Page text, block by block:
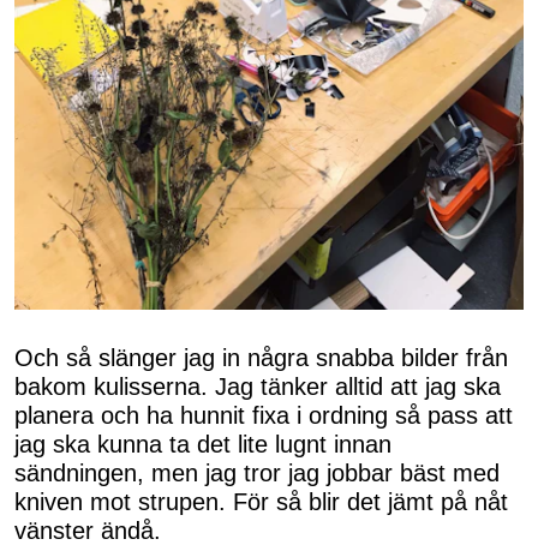
Och så slänger jag in några snabba bilder från
bakom kulisserna. Jag tänker alltid att jag ska
planera och ha hunnit fixa i ordning så pass att
jag ska kunna ta det lite lugnt innan
sändningen, men jag tror jag jobbar bäst med
kniven mot strupen. För så blir det jämt på nåt
vänster ändå.